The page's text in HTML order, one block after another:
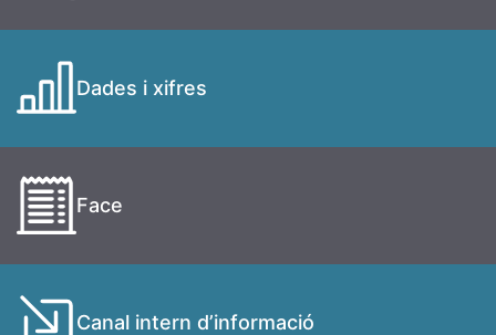
Dades i xifres
Face
Canal intern d’informació